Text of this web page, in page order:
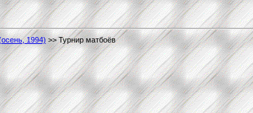
1994) >> Турнир матбоёв